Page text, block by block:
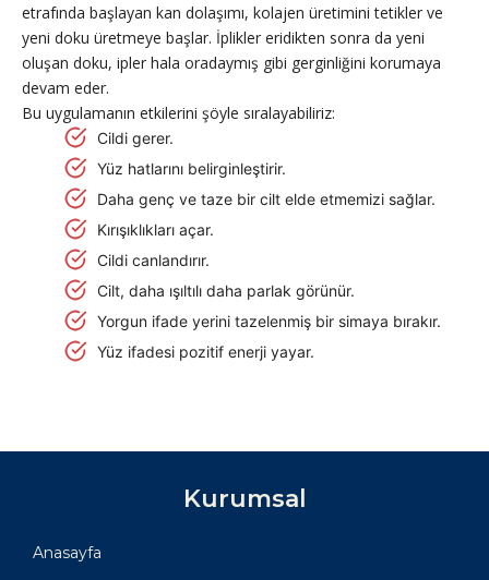
etrafında başlayan kan dolaşımı, kolajen üretimini tetikler ve
yeni doku üretmeye başlar. İplikler eridikten sonra da yeni
oluşan doku, ipler hala oradaymış gibi gerginliğini korumaya
devam eder.
Bu uygulamanın etkilerini şöyle sıralayabiliriz:
Cildi gerer.
Yüz hatlarını belirginleştirir.
Daha genç ve taze bir cilt elde etmemizi sağlar.
Kırışıklıkları açar.
Cildi canlandırır.
Cilt, daha ışıltılı daha parlak görünür.
Yorgun ifade yerini tazelenmiş bir simaya bırakır.
Yüz ifadesi pozitif enerji yayar.
Kurumsal
Anasayfa